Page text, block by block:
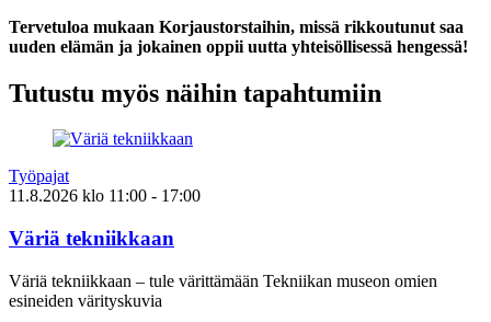
Tervetuloa mukaan Korjaustorstaihin, missä rikkoutunut saa
uuden elämän ja jokainen oppii uutta yhteisöllisessä hengessä!
Tutustu myös näihin tapahtumiin
Työpajat
11.8.2026 klo 11:00 - 17:00
Väriä tekniikkaan
Väriä tekniikkaan – tule värittämään Tekniikan museon omien
esineiden värityskuvia